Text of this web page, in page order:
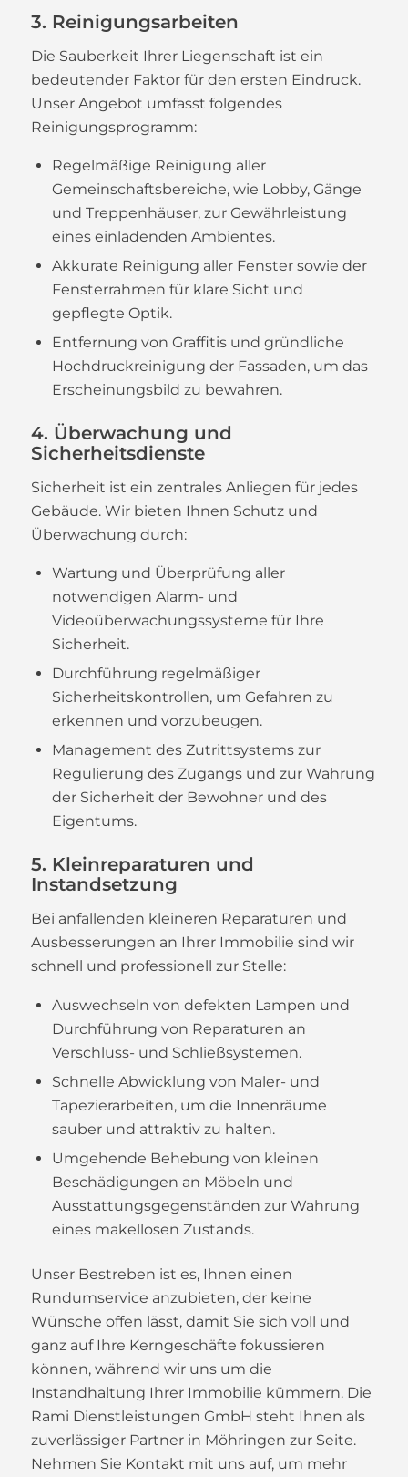
3. Reinigungsarbeiten
Die Sauberkeit Ihrer Liegenschaft ist ein
bedeutender Faktor für den ersten Eindruck.
Unser Angebot umfasst folgendes
Reinigungsprogramm:
Regelmäßige Reinigung aller
Gemeinschaftsbereiche, wie Lobby, Gänge
und Treppenhäuser, zur Gewährleistung
eines einladenden Ambientes.
Akkurate Reinigung aller Fenster sowie der
Fensterrahmen für klare Sicht und
gepflegte Optik.
Entfernung von Graffitis und gründliche
Hochdruckreinigung der Fassaden, um das
Erscheinungsbild zu bewahren.
4. Überwachung und
Sicherheitsdienste
Sicherheit ist ein zentrales Anliegen für jedes
Gebäude. Wir bieten Ihnen Schutz und
Überwachung durch:
Wartung und Überprüfung aller
notwendigen Alarm- und
Videoüberwachungssysteme für Ihre
Sicherheit.
Durchführung regelmäßiger
Sicherheitskontrollen, um Gefahren zu
erkennen und vorzubeugen.
Management des Zutrittsystems zur
Regulierung des Zugangs und zur Wahrung
der Sicherheit der Bewohner und des
Eigentums.
5. Kleinreparaturen und
Instandsetzung
Bei anfallenden kleineren Reparaturen und
Ausbesserungen an Ihrer Immobilie sind wir
schnell und professionell zur Stelle:
Auswechseln von defekten Lampen und
Durchführung von Reparaturen an
Verschluss- und Schließsystemen.
Schnelle Abwicklung von Maler- und
Tapezierarbeiten, um die Innenräume
sauber und attraktiv zu halten.
Umgehende Behebung von kleinen
Beschädigungen an Möbeln und
Ausstattungsgegenständen zur Wahrung
eines makellosen Zustands.
Unser Bestreben ist es, Ihnen einen
Rundumservice anzubieten, der keine
Wünsche offen lässt, damit Sie sich voll und
ganz auf Ihre Kerngeschäfte fokussieren
können, während wir uns um die
Instandhaltung Ihrer Immobilie kümmern. Die
Rami Dienstleistungen GmbH steht Ihnen als
zuverlässiger Partner in Möhringen zur Seite.
Nehmen Sie Kontakt mit uns auf, um mehr